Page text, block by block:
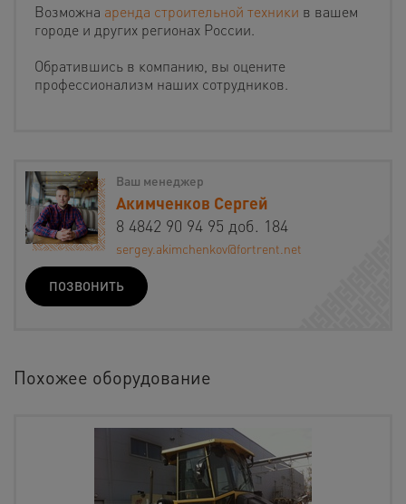
Возможна аренда строительной техники в вашем
городе и других регионах России.
Обратившись в компанию, вы оцените
профессионализм наших сотрудников.
Ваш менеджер
Акимченков Сергей
8 4842 90 94 95 доб. 184
sergey.akimchenkov@fortrent.net
ПОЗВОНИТЬ
Похожее оборудование